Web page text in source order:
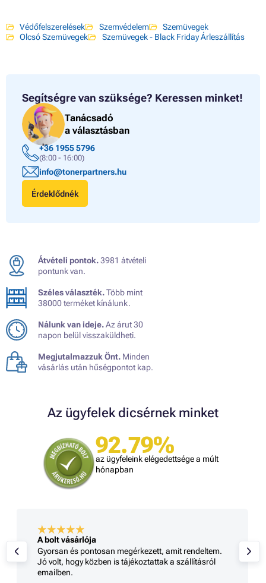
Védőfelszerelések Szemvédelem
Szemüvegek
Olcsó Szemüvegek
Szemüvegek - Black Friday Árleszállítás
Segítségre van szüksége? Keressen minket!
Tanácsadó
a választásban
+36 1955 5796
(8:00 - 16:00)
info@tonerpartners.hu
Érdeklődnék
Átvételi pontok.3981 átvételi
pontunk van.
Széles választék.Több mint
38000 terméket kínálunk.
Nálunk van ideje.Az árut 30
napon belül visszaküldheti.
Megjutalmazzuk Önt. Minden
vásárlás után hűségpontot kap.
Az ügyfelek dicsérnek minket
92.79%
az ügyfeleink elégedettsége a múlt
hónapban
A bolt vásárlója
Gyorsan és pontosan megérkezett, amit rendeltem.
Jó volt, hogy közben is tájékoztattak a szállításról
emailben.